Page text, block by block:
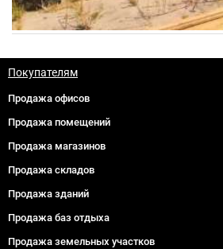
Покупателям
Продажа офисов
Продажа помещений
Продажа магазинов
Продажа складов
Продажа зданий
Продажа баз отдыха
Продажа земельных участков